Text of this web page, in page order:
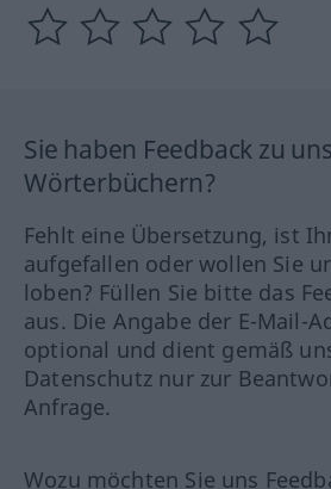
Sie haben Feedback zu
Wörterbüchern?
Fehlt eine Übersetzung, ist
aufgefallen oder wollen Sie
loben? Füllen Sie bitte das
aus. Die Angabe der E-Mail-
optional und dient gemäß
Datenschutz nur zur
Anfrage.
Wozu möchten Sie uns